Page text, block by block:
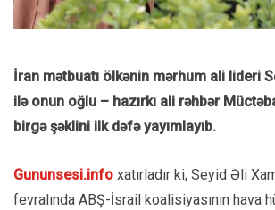
İran mətbuatı ölkənin mərhum ali lideri
ilə onun oğlu – hazırkı ali rəhbər
birgə şəklini ilk dəfə yayımlayıb.
Gununsesi.info xatırladır ki, Seyid Əli
fevralında ABŞ-İsrail koalisiyasının hava